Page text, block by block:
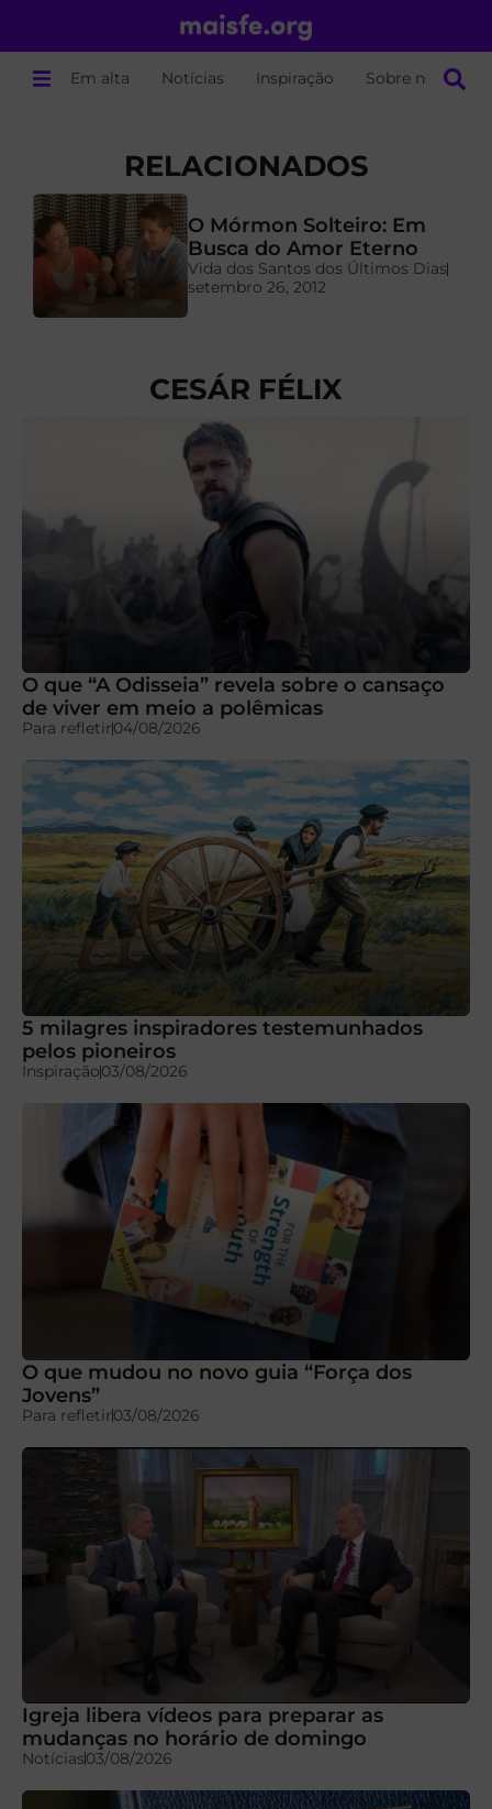
Em alta Notícias Inspiração Sobre nós
RELACIONADOS
O Mórmon Solteiro: Em
Busca do Amor Eterno
Vida dos Santos dos Últimos Dias
setembro 26, 2012
CESÁR FÉLIX
O que “A Odisseia” revela sobre o cansaço
de viver em meio a polêmicas
Para refletir04/08/2026
5 milagres inspiradores testemunhados
pelos pioneiros
Inspiração03/08/2026
O que mudou no novo guia “Força dos
Jovens”
Para refletir03/08/2026
Igreja libera vídeos para preparar as
mudanças no horário de domingo
Notícias03/08/2026